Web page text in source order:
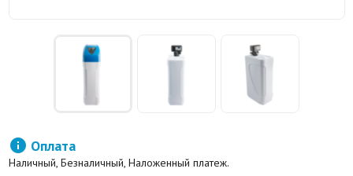
 Оплата
Наличный, Безналичный, Наложенный платеж.